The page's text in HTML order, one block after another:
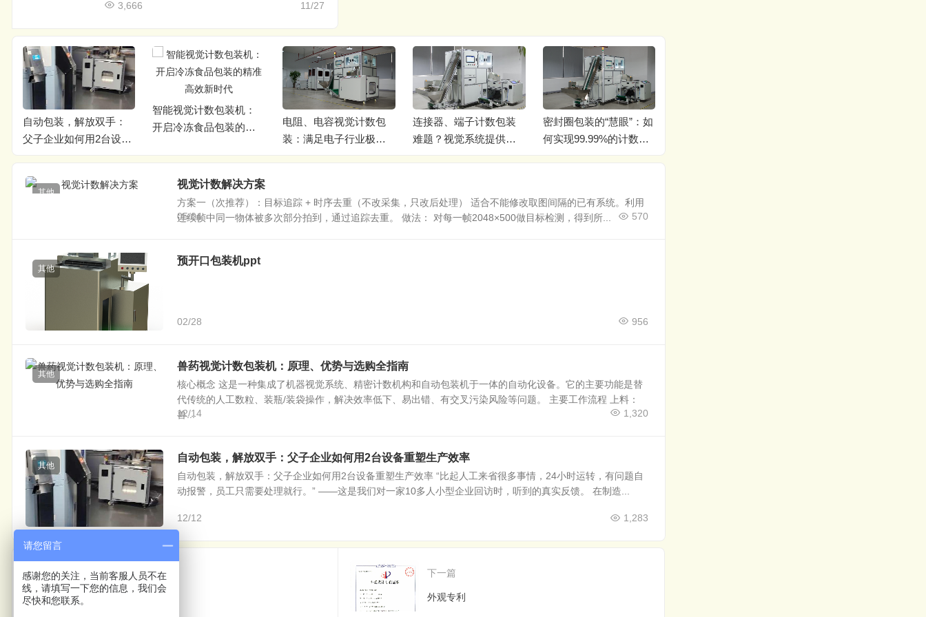
11/27
3,666
智能视觉计数包装机：
开启冷冻食品包装的精
准高效新时代
电阻、电容视觉计数包
连接器、端子计数包装
难题？视觉系统提供完
密封圈包装的“慧眼”：如
何实现99.99%的计数精
视觉计数包装机：守护
液压气动密封件出厂的
其他
视觉计数解决方案
方案一（次推荐）：目标追踪 + 时序去重（不改采集，只改后处理） 适合不能修改取图间隔的已有系统。利用
连续帧中同一物体被多次部分拍到，通过追踪去重。 做法： 对每一帧2048×500做目标检测，得到所...
05/04 570
其他
预开口包装机ppt
02/28 956
其他
兽药视觉计数包装机：原理、优势与选购全指南
核心概念 这是一种集成了机器视觉系统、精密计数机构和自动包装机于一体的自动化设备。它的主要功能是替
代传统的人工数粒、装瓶/装袋操作，解决效率低下、易出错、有交叉污染风险等问题。 主要工作流程 上料：
兽...
12/14 1,320
其他
自动包装，解放双手：父子企业如何用2台设备重塑生产效率
自动包装，解放双手：父子企业如何用2台设备重塑生产效率 “比起人工来省很多事情，24小时运转，有问题自
动报警，员工只需要处理就行。” ——这是我们对一家10多人小型企业回访时，听到的真实反馈。 在制造...
12/12 1,283
上一篇 下一篇
外观专利
请您留言
感谢您的关注，当前客服人员不在
线，请填写一下您的信息，我们会
尽快和您联系。